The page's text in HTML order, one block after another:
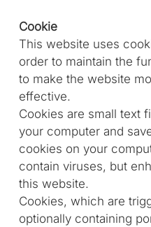
Cookie
This website uses
order to maintain the
to make the website
effective.
Cookies are small text
your computer and
cookies on your
contain viruses, but
this website.
Cookies, which are
optionally containing